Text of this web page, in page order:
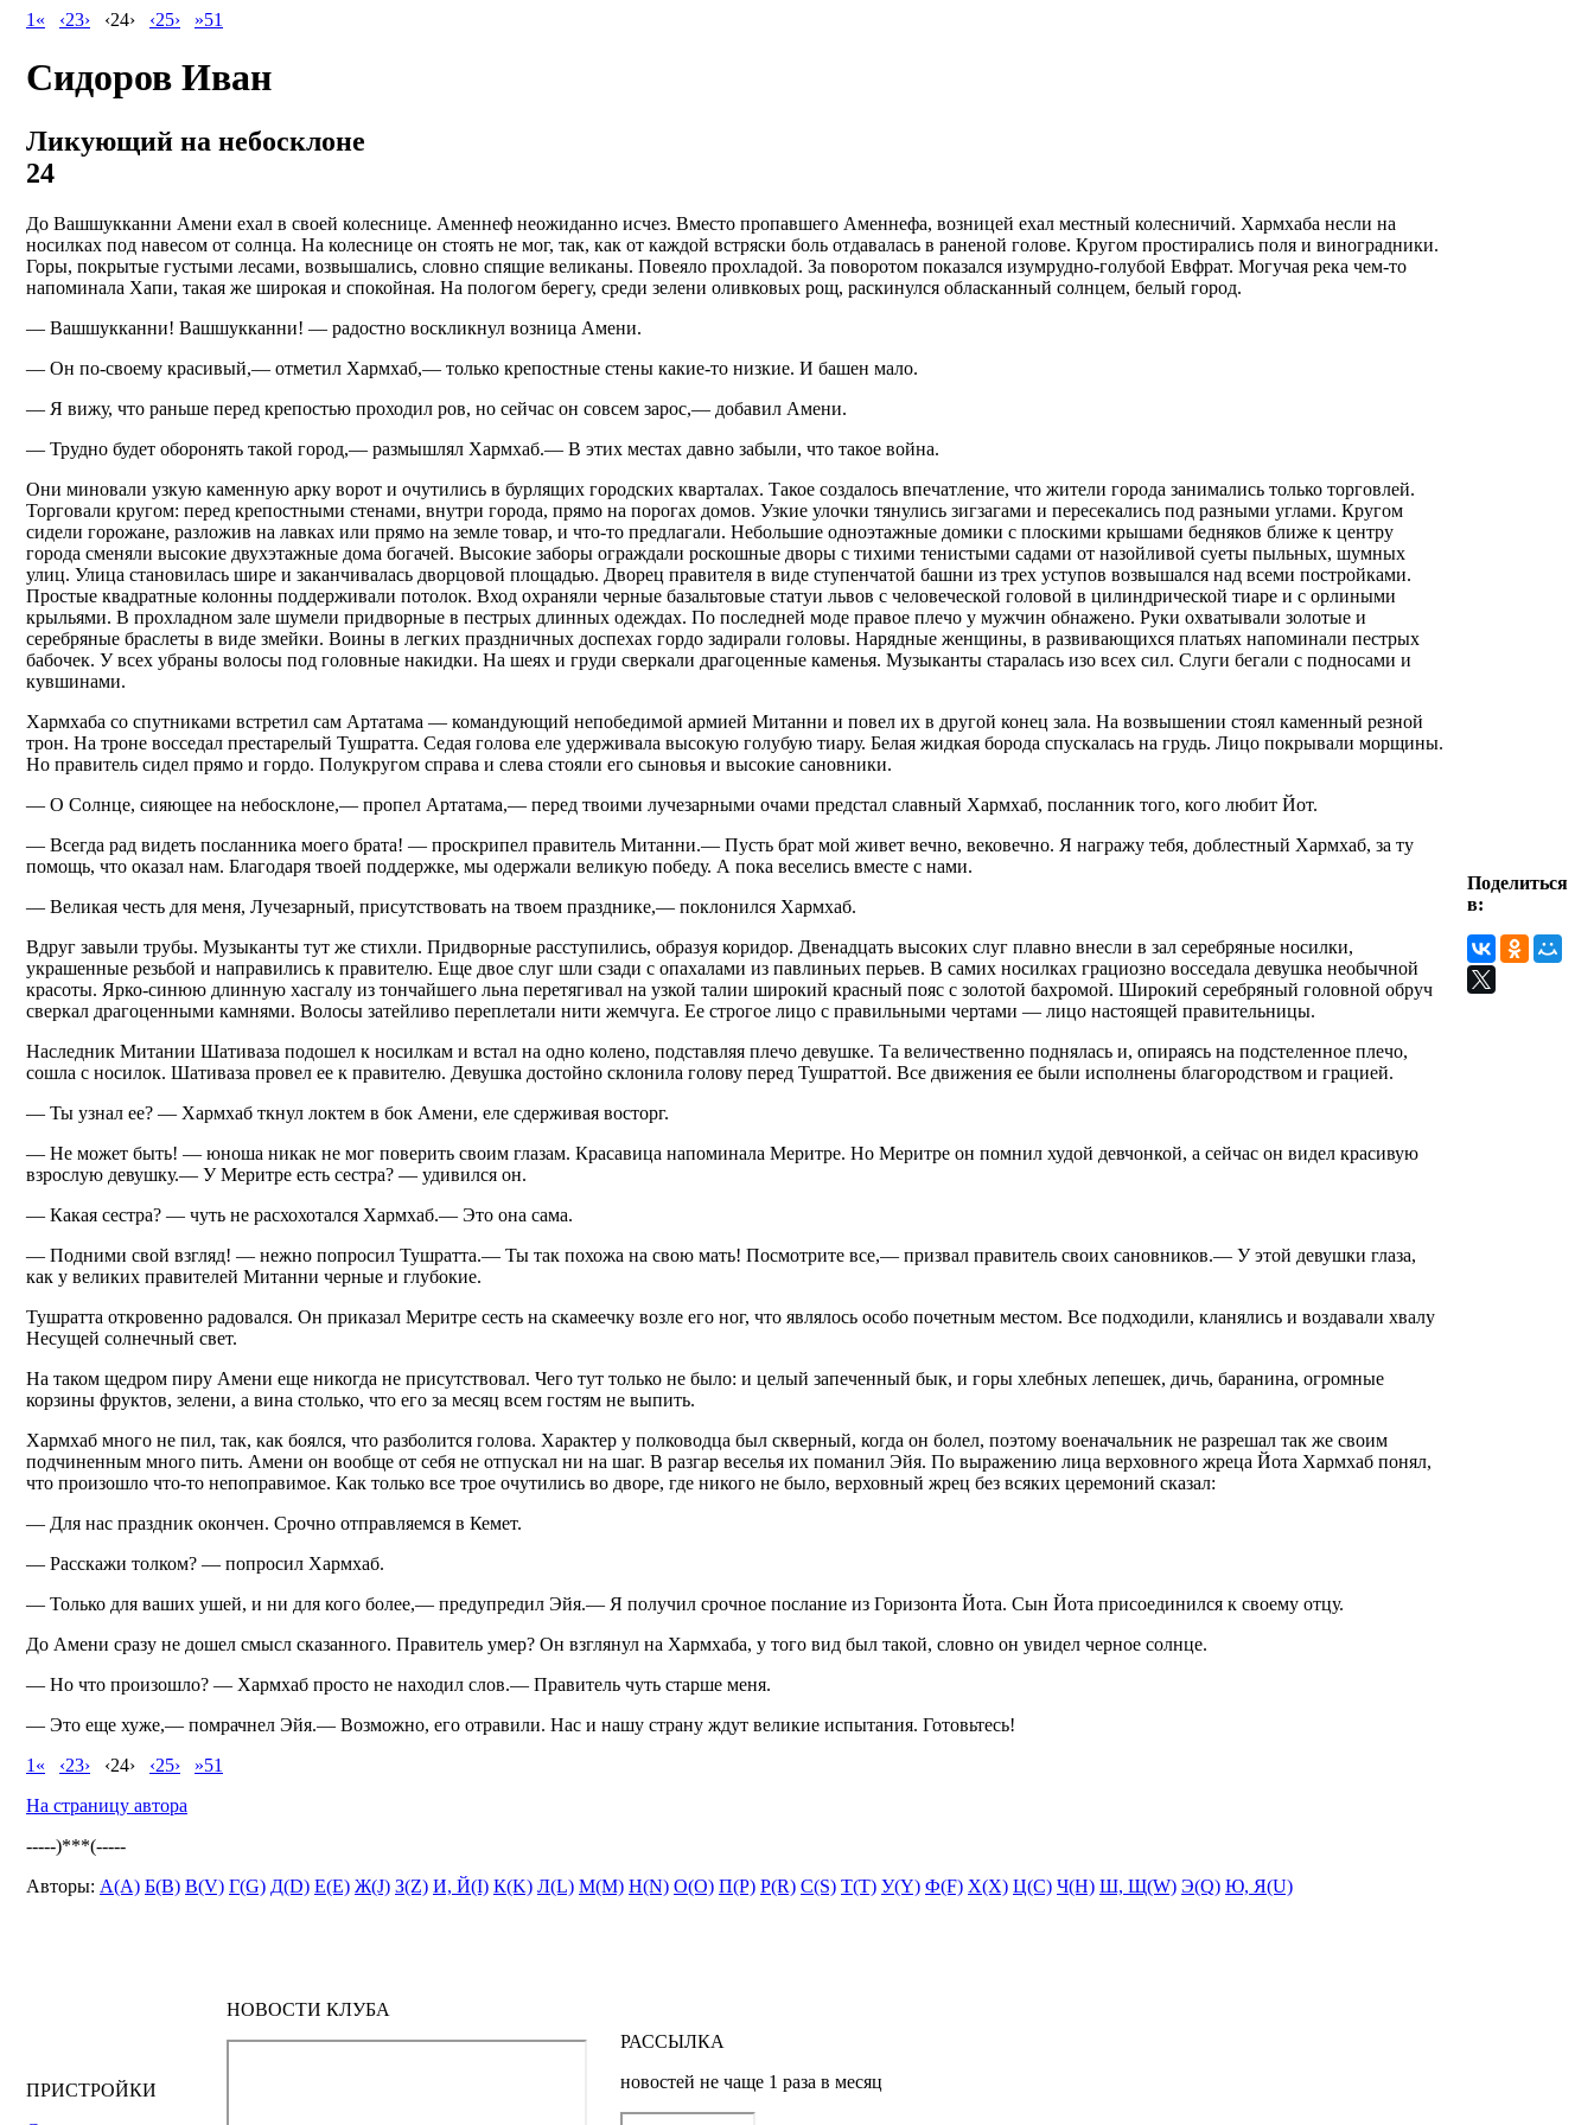
1« ‹23› ‹24› ‹25› »51
Сидоров Иван
Ликующий на небосклоне
24
До Вашшукканни Амени ехал в своей колеснице. Аменнеф неожиданно исчез. Вместо пропавшего Аменнефа, возницей ехал местный колесничий. Хармхаба несли на
носилках под навесом от солнца. На колеснице он стоять не мог, так, как от каждой встряски боль отдавалась в раненой голове. Кругом простирались поля и виноградники.
Горы, покрытые густыми лесами, возвышались, словно спящие великаны. Повеяло прохладой. За поворотом показался изумрудно-голубой Евфрат. Могучая река чем-то
напоминала Хапи, такая же широкая и спокойная. На пологом берегу, среди зелени оливковых рощ, раскинулся обласканный солнцем, белый город.
— Вашшукканни! Вашшукканни! — радостно воскликнул возница Амени.
— Он по-своему красивый,— отметил Хармхаб,— только крепостные стены какие-то низкие. И башен мало.
— Я вижу, что раньше перед крепостью проходил ров, но сейчас он совсем зарос,— добавил Амени.
— Трудно будет оборонять такой город,— размышлял Хармхаб.— В этих местах давно забыли, что такое война.
Они миновали узкую каменную арку ворот и очутились в бурлящих городских кварталах. Такое создалось впечатление, что жители города занимались только торговлей.
Торговали кругом: перед крепостными стенами, внутри города, прямо на порогах домов. Узкие улочки тянулись зигзагами и пересекались под разными углами. Кругом
сидели горожане, разложив на лавках или прямо на земле товар, и что-то предлагали. Небольшие одноэтажные домики с плоскими крышами бедняков ближе к центру
города сменяли высокие двухэтажные дома богачей. Высокие заборы ограждали роскошные дворы с тихими тенистыми садами от назойливой суеты пыльных, шумных
улиц. Улица становилась шире и заканчивалась дворцовой площадью. Дворец правителя в виде ступенчатой башни из трех уступов возвышался над всеми постройками.
Простые квадратные колонны поддерживали потолок. Вход охраняли черные базальтовые статуи львов с человеческой головой в цилиндрической тиаре и с орлиными
крыльями. В прохладном зале шумели придворные в пестрых длинных одеждах. По последней моде правое плечо у мужчин обнажено. Руки охватывали золотые и
серебряные браслеты в виде змейки. Воины в легких праздничных доспехах гордо задирали головы. Нарядные женщины, в развивающихся платьях напоминали пестрых
бабочек. У всех убраны волосы под головные накидки. На шеях и груди сверкали драгоценные каменья. Музыканты старалась изо всех сил. Слуги бегали с подносами и
кувшинами.
Хармхаба со спутниками встретил сам Артатама — командующий непобедимой армией Митанни и повел их в другой конец зала. На возвышении стоял каменный резной
трон. На троне восседал престарелый Тушратта. Седая голова еле удерживала высокую голубую тиару. Белая жидкая борода спускалась на грудь. Лицо покрывали морщины.
Но правитель сидел прямо и гордо. Полукругом справа и слева стояли его сыновья и высокие сановники.
— О Солнце, сияющее на небосклоне,— пропел Артатама,— перед твоими лучезарными очами предстал славный Хармхаб, посланник того, кого любит Йот.
— Всегда рад видеть посланника моего брата! — проскрипел правитель Митанни.— Пусть брат мой живет вечно, вековечно. Я награжу тебя, доблестный Хармхаб, за ту
помощь, что оказал нам. Благодаря твоей поддержке, мы одержали великую победу. А пока веселись вместе с нами.
— Великая честь для меня, Лучезарный, присутствовать на твоем празднике,— поклонился Хармхаб.
Вдруг завыли трубы. Музыканты тут же стихли. Придворные расступились, образуя коридор. Двенадцать высоких слуг плавно внесли в зал серебряные носилки,
украшенные резьбой и направились к правителю. Еще двое слуг шли сзади с опахалами из павлиньих перьев. В самих носилках грациозно восседала девушка необычной
красоты. Ярко-синюю длинную хасгалу из тончайшего льна перетягивал на узкой талии широкий красный пояс с золотой бахромой. Широкий серебряный головной обруч
сверкал драгоценными камнями. Волосы затейливо переплетали нити жемчуга. Ее строгое лицо с правильными чертами — лицо настоящей правительницы.
Наследник Митании Шативаза подошел к носилкам и встал на одно колено, подставляя плечо девушке. Та величественно поднялась и, опираясь на подстеленное плечо,
сошла с носилок. Шативаза провел ее к правителю. Девушка достойно склонила голову перед Тушраттой. Все движения ее были исполнены благородством и грацией.
— Ты узнал ее? — Хармхаб ткнул локтем в бок Амени, еле сдерживая восторг.
— Не может быть! — юноша никак не мог поверить своим глазам. Красавица напоминала Меритре. Но Меритре он помнил худой девчонкой, а сейчас он видел красивую
взрослую девушку.— У Меритре есть сестра? — удивился он.
— Какая сестра? — чуть не расхохотался Хармхаб.— Это она сама.
— Подними свой взгляд! — нежно попросил Тушратта.— Ты так похожа на свою мать! Посмотрите все,— призвал правитель своих сановников.— У этой девушки глаза,
как у великих правителей Митанни черные и глубокие.
Тушратта откровенно радовался. Он приказал Меритре сесть на скамеечку возле его ног, что являлось особо почетным местом. Все подходили, кланялись и воздавали хвалу
Несущей солнечный свет.
На таком щедром пиру Амени еще никогда не присутствовал. Чего тут только не было: и целый запеченный бык, и горы хлебных лепешек, дичь, баранина, огромные
корзины фруктов, зелени, а вина столько, что его за месяц всем гостям не выпить.
Хармхаб много не пил, так, как боялся, что разболится голова. Характер у полководца был скверный, когда он болел, поэтому военачальник не разрешал так же своим
подчиненным много пить. Амени он вообще от себя не отпускал ни на шаг. В разгар веселья их поманил Эйя. По выражению лица верховного жреца Йота Хармхаб понял,
что произошло что-то непоправимое. Как только все трое очутились во дворе, где никого не было, верховный жрец без всяких церемоний сказал:
— Для нас праздник окончен. Срочно отправляемся в Кемет.
— Расскажи толком? — попросил Хармхаб.
— Только для ваших ушей, и ни для кого более,— предупредил Эйя.— Я получил срочное послание из Горизонта Йота. Сын Йота присоединился к своему отцу.
До Амени сразу не дошел смысл сказанного. Правитель умер? Он взглянул на Хармхаба, у того вид был такой, словно он увидел черное солнце.
— Но что произошло? — Хармхаб просто не находил слов.— Правитель чуть старше меня.
— Это еще хуже,— помрачнел Эйя.— Возможно, его отравили. Нас и нашу страну ждут великие испытания. Готовьтесь!
1«
‹23› ‹24› ‹25›
»51
На страницу автора
-----)***(-----
Авторы: А(A) Б(B) В(V) Г(G) Д(D) Е(E) Ж(J) З(Z) И, Й(I) К(K) Л(L) М(M) Н(N) О(O) П(P) Р(R) С(S) Т(T) У(Y) Ф(F) Х(X) Ц(C) Ч(H) Ш, Щ(W) Э(Q) Ю, Я(U)
Поделиться
в:
ПРИСТРОЙКИ
НОВОСТИ КЛУБА
РАССЫЛКА
новостей не чаще 1 раза в месяц